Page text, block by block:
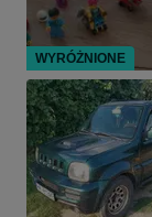
WYRÓŻNIONE